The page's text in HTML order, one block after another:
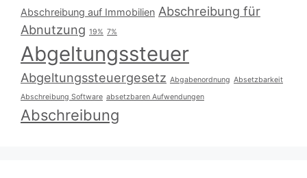
Abschreibung auf Immobilien Abschreibung für
Abnutzung 19% 7%
Abgeltungssteuer
Abgeltungssteuergesetz Abgabenordnung Absetzbarkeit
Abschreibung Software absetzbaren Aufwendungen
Abschreibung